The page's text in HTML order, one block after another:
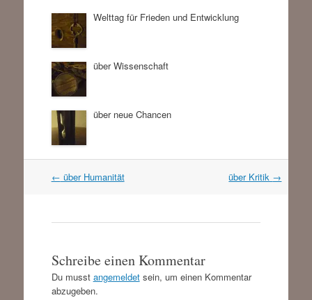
Welttag für Frieden und Entwicklung
über Wissenschaft
über neue Chancen
Artikel
← über Humanität über Kritik →
Schreibe einen Kommentar
Du musst angemeldetsein, um einen Kommentar
abzugeben.